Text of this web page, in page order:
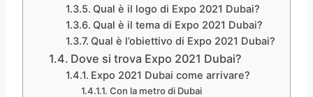
Qual è il logo di Expo 2021 Dubai?
Qual è il tema di Expo 2021 Dubai?
Qual è l’obiettivo di Expo 2021 Dubai?
Dove si trova Expo 2021 Dubai?
Expo 2021 Dubai come arrivare?
Con la metro di Dubai